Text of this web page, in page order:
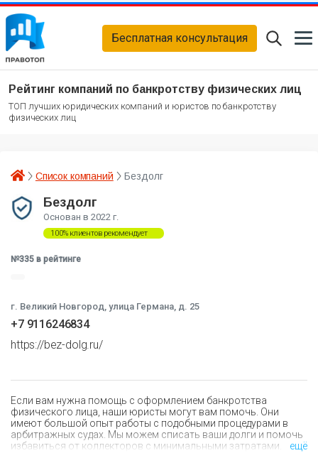
Бесплатная консультация
Рейтинг компаний по банкротству физических лиц
ТОП лучших юридических компаний и юристов по банкротству
физических лиц
Список компаний Бездолг
Бездолг
Основан в 2022 г.
100% клиентов рекомендует
№335 в рейтинге
г. Великий Новгород, улица Германа, д. 25
+7 9116246834
https://bez-dolg.ru/
Если вам нужна помощь с оформлением банкротства
физического лица, наши юристы могут вам помочь. Они
имеют большой опыт работы с подобными процедурами в
арбитражных судах. Мы можем списать ваши долги и помочь
избавиться от коллекторов с минимальными затратами.
ещё